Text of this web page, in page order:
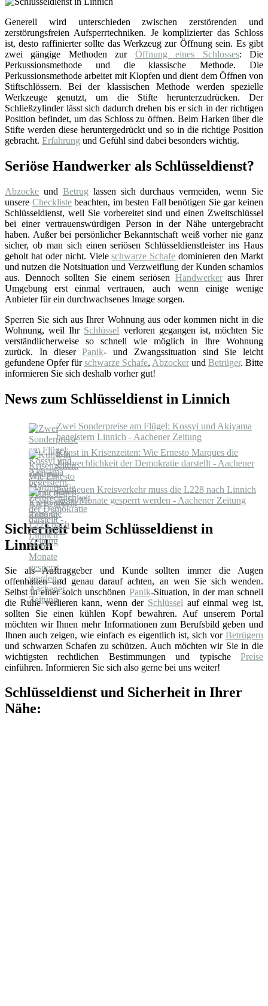
Generell wird unterschieden zwischen zerstörenden und
zerstörungsfreien Aufsperrtechniken. Je komplizierter das Schloss
ist, desto raffinierter sollte das Werkzeug zur Öffnung sein. Es gibt
zwei gängige Methoden zur Öffnung eines Schlosses: Die
Perkussionsmethode und die klassische Methode. Die
Perkussionsmethode arbeitet mit Klopfen und dient dem Öffnen von
Stiftschlössern. Bei der klassischen Methode werden spezielle
Werkzeuge genutzt, um die Stifte herunterzudrücken. Der
Schließzylinder lässt sich dadurch drehen bis er sich in der richtigen
Position befindet, um das Schloss zu öffnen. Beim Harken über die
Stifte werden diese heruntergedrückt und so in die richtige Position
gebracht. Erfahrung und Gefühl sind dabei besonders wichtig.
Seriöse Handwerker als Schlüsseldienst?
Abzocke und Betrug lassen sich durchaus vermeiden, wenn Sie
unsere Checklistebeachten, im besten Fall benötigen Sie gar keinen
Schlüsseldienst, weil Sie vorbereitet sind und einen Zweitschlüssel
bei einer vertrauenswürdigen Person in der Nähe untergebracht
haben. Außer bei persönlicher Bekanntschaft weiß vorher nie ganz
sicher, ob man sich einen seriösen Schlüsseldienstleister ins Haus
geholt hat oder nicht. Vieleschwarze Schafe dominieren den Markt
und nutzen die Notsituation und Verzweiflung der Kunden schamlos
aus. Dennoch sollten Sie einem seriösen Handwerkeraus Ihrer
Umgebung erst einmal vertrauen, auch wenn einige wenige
Anbieter für ein durchwachsenes Image sorgen.
Sperren Sie sich aus Ihrer Wohnung aus oder kommen nicht in die
Wohnung, weil Ihr Schlüssel verloren gegangen ist, möchten Sie
verständlicherweise so schnell wie möglich in Ihre Wohnung
zurück. In dieserPanik- und Zwangssituation sind Sie leicht
gefundene Opfer fürschwarze Schafe, Abzocker und Betrüger. Bitte
informieren Sie sich deshalb vorher gut!
News zum Schlüsseldienst in Linnich
Zwei Sonderpreise am Flügel: Kossyi und Akiyama
begeistern Linnich - Aachener Zeitung
Kunst in Krisenzeiten: Wie Ernesto Marques die
Zerbrechlichkeit der Demokratie darstellt - Aachener
Zeitung
Für neuen Kreisverkehr muss die L228 nach Linnich
sechs Monate gesperrt werden - Aachener Zeitung
Sicherheit beim Schlüsseldienst in
Linnich
Sie als Auftraggeber und Kunde sollten immer die Augen
offenhalten und genau darauf achten, an wen Sie sich wenden.
Selbst in einer solch unschönen Panik-Situation, in der man schnell
die Ruhe verlieren kann, wenn der Schlüssel auf einmal weg ist,
sollten Sie einen kühlen Kopf bewahren. Auf unserem Portal
möchten wir Ihnen mehr Informationen zum Berufsbild geben und
Ihnen auch zeigen, wie einfach es eigentlich ist, sich vor Betrügern
und schwarzen Schafen zu schützen. Auch möchten wir Sie in die
wichtigsten rechtlichen Bestimmungen und typische Preise
einführen. Informieren Sie sich also gerne bei uns weiter!
Schlüsseldienst und Sicherheit in Ihrer
Nähe: